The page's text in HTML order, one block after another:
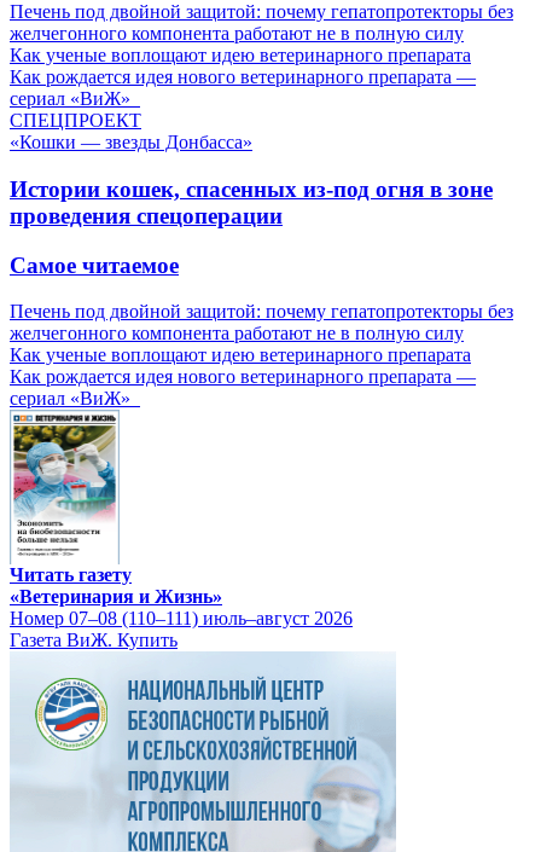
Печень под двойной защитой: почему гепатопротекторы без
желчегонного компонента работают не в полную силу
Как ученые воплощают идею ветеринарного препарата
Как рождается идея нового ветеринарного препарата —
сериал «ВиЖ»
СПЕЦПРОЕКТ
«Кошки — звезды Донбасса»
Истории кошек, спасенных из-под огня в зоне
проведения спецоперации
Самое читаемое
Печень под двойной защитой: почему гепатопротекторы без
желчегонного компонента работают не в полную силу
Как ученые воплощают идею ветеринарного препарата
Как рождается идея нового ветеринарного препарата —
сериал «ВиЖ»
Читать газету
«Ветеринария и Жизнь»
Номер 07–08 (110–111) июль–август 2026
Газета ВиЖ. Купить